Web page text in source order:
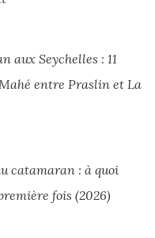
aux Seychelles : 11
entre Praslin et La
catamaran : à quoi
fois (2026)